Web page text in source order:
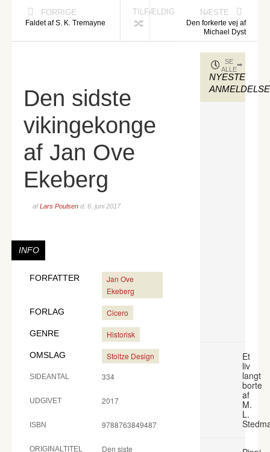
FORRIGE
Faldet af S. K. Tremayne
TILFÆLDIG NÆSTE
Den forkerte vej af
Michael Dyst
Den sidste
vikingekonge
af Jan Ove
Ekeberg
afLars Poulsen d. 6. juni 2017
INFO
FORFATTER
Jan Ove
Ekeberg
FORLAG Cicero
GENRE Historisk
OMSLAG Stoltze Design
SIDEANTAL 334
UDGIVET 2017
ISBN 9788763849487
ORIGINALTITEL Den siste
NYESTE
SE
ALLE
Et
liv
langt
borte
af
M.
L.